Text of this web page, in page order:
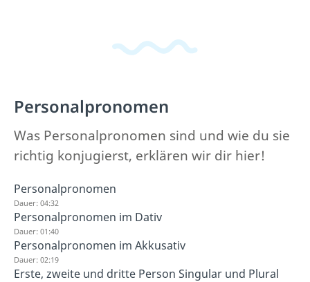
Personalpronomen
Was Personalpronomen sind und wie du sie
richtig konjugierst, erklären wir dir hier!
Personalpronomen
Dauer: 04:32
Personalpronomen im Dativ
Dauer: 01:40
Personalpronomen im Akkusativ
Dauer: 02:19
Erste, zweite und dritte Person Singular und Plural